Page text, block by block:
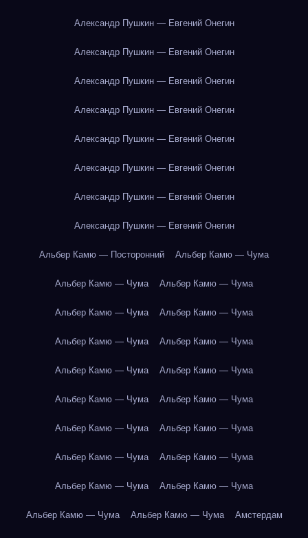
Александр Пушкин — Евгений Онегин
Александр Пушкин — Евгений Онегин
Александр Пушкин — Евгений Онегин
Александр Пушкин — Евгений Онегин
Александр Пушкин — Евгений Онегин
Александр Пушкин — Евгений Онегин
Александр Пушкин — Евгений Онегин
Александр Пушкин — Евгений Онегин
Альбер Камю — Посторонний Альбер Камю — Чума
Альбер Камю — Чума Альбер Камю — Чума
Альбер Камю — Чума Альбер Камю — Чума
Альбер Камю — Чума Альбер Камю — Чума
Альбер Камю — Чума Альбер Камю — Чума
Альбер Камю — Чума Альбер Камю — Чума
Альбер Камю — Чума Альбер Камю — Чума
Альбер Камю — Чума Альбер Камю — Чума
Альбер Камю — Чума Альбер Камю — Чума
Альбер Камю — Чума Альбер Камю — Чума Амстердам